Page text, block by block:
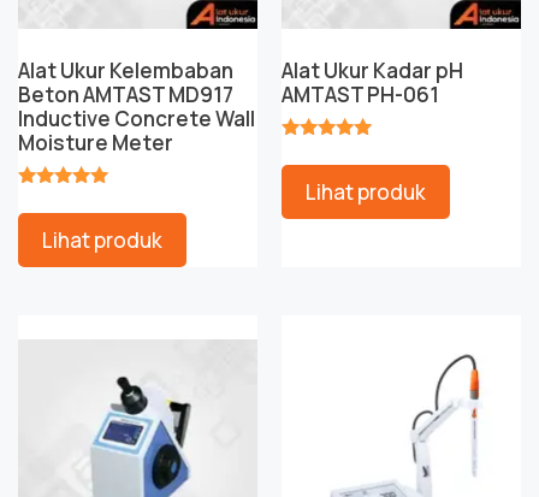
Alat Ukur Kelembaban
Beton AMTAST MD917
Inductive Concrete Wall
Moisture Meter
Lihat produk
Alat Ukur Kadar pH
AMTAST PH-061
Lihat produk